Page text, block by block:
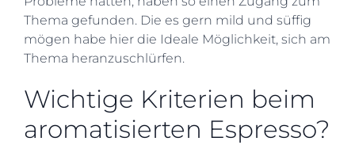
Thema gefunden. Die es gern mild und süffig
mögen habe hier die Ideale Möglichkeit, sich am
Thema heranzuschlürfen.
Wichtige Kriterien beim
aromatisierten Espresso?